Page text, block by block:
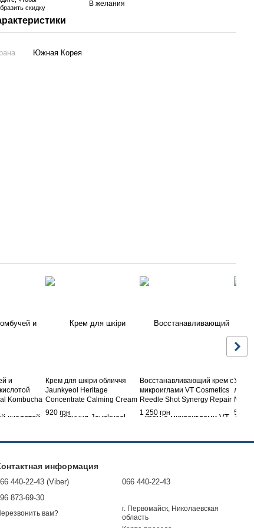
скидку
В желания
Южная Корея
и
Kombucha
50 мл
Крем для шкіри обличчя
Jaunkyeol Heritage
Concentrate Calming Cream
50ml
920 грн
Восстанавливающий крем с
микроиглами VT Cosmetics
Reedle Shot Synergy Repair
Cream 300 50 мл
1 250 грн
лица
50 мл
590
информация
440-22-43 (Viber)
873-69-30
вам?
066 440-22-43
г. Первомайск, Николаевская
область